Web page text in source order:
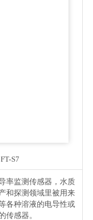
FT-S7
率监测传感器，水质
和探测领域里被用来
各种溶液的电导性或
传感器。